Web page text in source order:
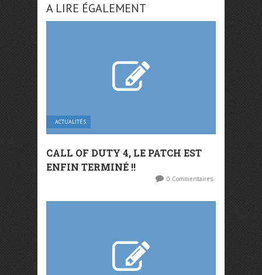
A LIRE ÉGALEMENT
ACTUALITÉS
CALL OF DUTY 4, LE PATCH EST
ENFIN TERMINÉ !!
0 Commentaires